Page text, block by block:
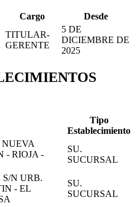
Cargo
Desde
TITULAR-
GERENTE
5 DE
DICIEMBRE DE
2025
Tipo
Establecimiento
NUEVA
- RIOJA -
SU.
SUCURSAL
S/N URB.
- EL
SU.
SUCURSAL